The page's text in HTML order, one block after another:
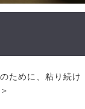
ために、粘り続け